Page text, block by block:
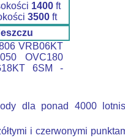
1400 ft
3500ft
VRB06KT
OVC180
6SM -
dla ponad 4000
i czerwonymi